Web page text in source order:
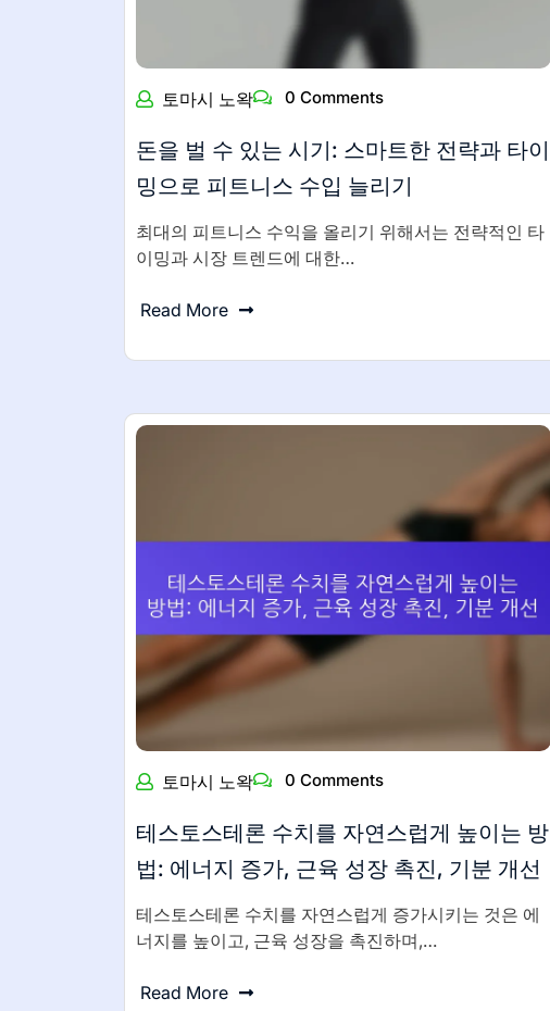
토마시 노왁 0 Comments
돈을 벌 수 있는 시기: 스마트한 전략과 타이
밍으로 피트니스 수입 늘리기
최대의 피트니스 수익을 올리기 위해서는 전략적인 타
이밍과 시장 트렌드에 대한…
Read More
토마시 노왁 0 Comments
테스토스테론 수치를 자연스럽게 높이는 방
법: 에너지 증가, 근육 성장 촉진, 기분 개선
테스토스테론 수치를 자연스럽게 증가시키는 것은 에
너지를 높이고, 근육 성장을 촉진하며,…
Read More